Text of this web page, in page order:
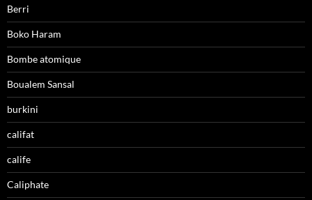
Berri
Boko Haram
Bombe atomique
Boualem Sansal
burkini
califat
calife
Caliphate